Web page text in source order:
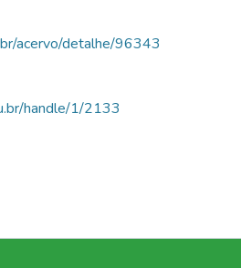
acervo/detalhe/96343
handle/1/2133